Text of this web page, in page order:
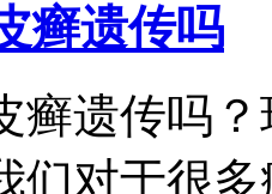
癣遗传吗
癣遗传吗
们对于很